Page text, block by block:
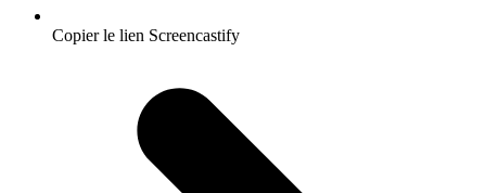
Copier le lien Screencastify